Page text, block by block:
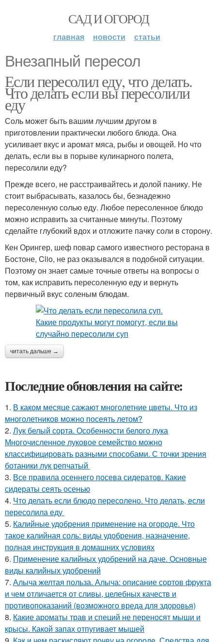
САД И ОГОРОД
главная новости статьи
Внезапный пересол
Если пересолил еду, что делать.
Что делать если вы пересолили
еду
Соль может быть вашим лучшим другом в
приготовлении практически любого блюда. Она
усиливает вкус и аромат мяса, рыбы и овощей. Но что
делать, если вы в порыве кулинарного полета,
пересолили еду?
Прежде всего, не расстраивайтесь и долой панику. Не
стоит выбрасывать, казалось бы, безнадежно
пересоленную солью еду. Любое пересоленное блюдо
можно исправить за считанные минуты. Поэтому
сделайте глубокий вдох и отложите пачку соли в сторону.
Кен Орингер, шеф повар самого известного ресторана в
Бостоне, Clio, не раз оказывался в подобной ситуации.
Поэтому он знает самые точные ответы на вопросы о
том, как исправить пересоленную еду и вернуть
первичный вкус соленым блюдам.
читать дальше →
Последние обновления на сайте:
1. В каком месяце сажают многолетние цветы. Что из
многолетников можно посеять летом?
2. Лук белый сорта. Особенности белого лука
Многочисленное луковое семейство можно
классифицировать разными способами. С точки зрения
ботаники лук репчатый
3. Все правила осеннего посева сидератов. Какие
сидераты сеять осенью
4. Что делать если блюдо пересолено. Что делать, если
пересолила еду
5. Калийные удобрения применение на огороде. Что
такое калийная соль: виды удобрения, назначение,
полная инструкция в домашних условиях
6. Применение калийных удобрений на даче. Основные
виды калийных удобрений
7. Алыча желтая польза. Алыча: описание сортов фрукта
и чем отличается от сливы, целебных качеств и
противопоказаний (возможного вреда для здоровья)
8. Какие ароматы трав и специй не переносят мыши и
крысы. Какой запах отпугивает мышей